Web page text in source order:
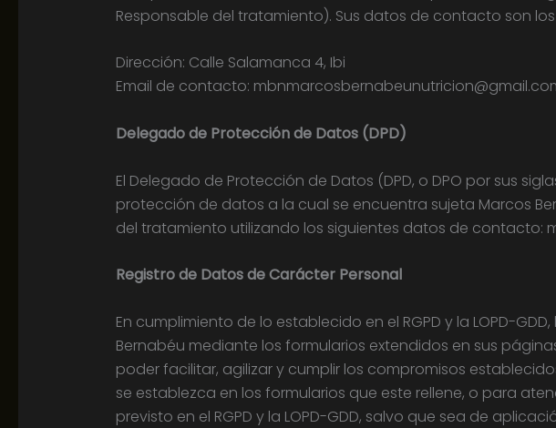
Responsable del tratamiento). Sus datos de contacto son
Dirección: Calle Salamanca 4, Ibi
Email de contacto:
Delegado de Protección de Datos (DPD)
El Delegado de Protección de Datos (DPD, o DPO por sus
protección de datos a la cual se encuentra sujeta Marcos
del tratamiento utilizando los siguientes datos de contacto:
Registro de Datos de Carácter Personal
En cumplimiento de lo establecido en el RGPD y la LOPD-
Bernabéu mediante los formularios extendidos en sus
poder facilitar, agilizar y cumplir los compromisos
se establezca en los formularios que este rellene, o para
previsto en el RGPD y la LOPD-GDD, salvo que sea de